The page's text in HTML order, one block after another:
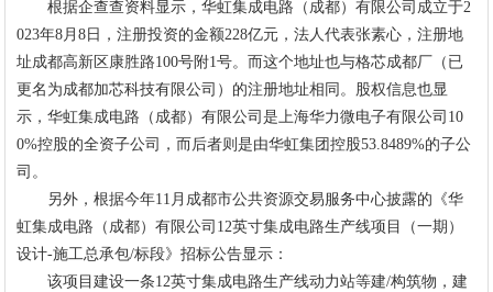
根据企查查资料显示，华虹集成电路（成都）有限公司成立于2
023年8月8日，注册投资的金额228亿元，法人代表张素心，注册地
址成都高新区康胜路100号附1号。而这个地址也与格芯成都厂（已
更名为成都加芯科技有限公司）的注册地址相同。股权信息也显
示，华虹集成电路（成都）有限公司是上海华力微电子有限公司10
0%控股的全资子公司，而后者则是由华虹集团控股53.8489%的子公
司。
另外，根据今年11月成都市公共资源交易服务中心披露的《华
虹集成电路（成都）有限公司12英寸集成电路生产线项目（一期）
设计-施工总承包/标段》招标公告显示：
该项目建设一条12英寸集成电路生产线动力站等建/构筑物，建